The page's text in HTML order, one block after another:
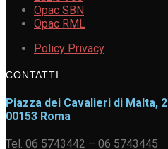
Opac SBN
Opac RML
Policy Privacy
CONTATTI
Piazza dei Cavalieri di Malta, 2
00153 Roma
Tel. 06 5743442 – 06 5743445